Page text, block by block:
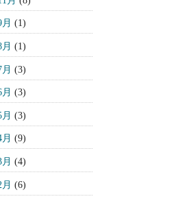
(1)
(1)
(3)
(3)
(3)
(9)
(4)
(6)